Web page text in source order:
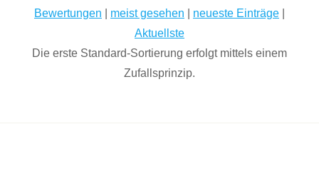
Bewertungen
meist gesehen neueste Einträge
Aktuellste
Die erste Standard-Sortierung erfolgt mittels einem
Zufallsprinzip.